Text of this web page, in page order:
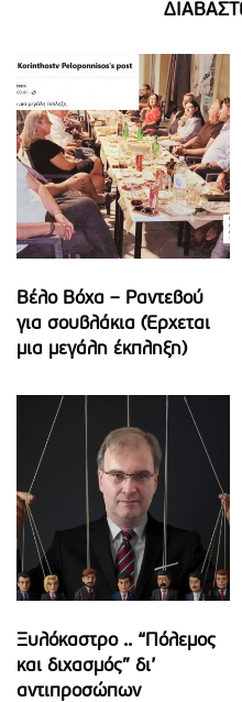
Βέλο Βόχα – Ραντεβού
για σουβλάκια (Έρχεται
μια μεγάλη έκπληξη)
Ξυλόκαστρο .. “Πόλεμος
και διχασμός” δι’
αντιπροσώπων